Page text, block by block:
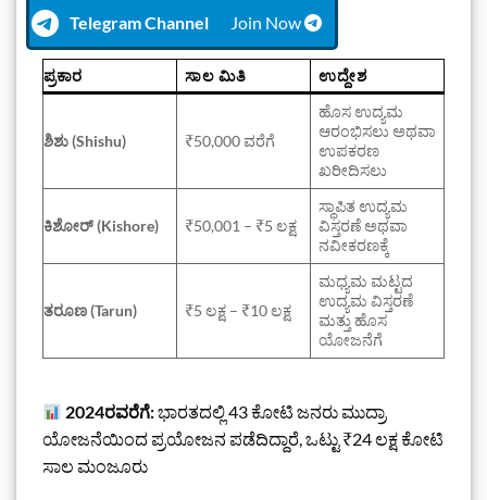
Telegram Channel Join Now
ಪ್ರಕಾರ ಸಾಲ ಮಿತಿ ಉದ್ದೇಶ
ಶಿಶು (Shishu) ₹50,000 ವರೆಗೆ
ಹೊಸ ಉದ್ಯಮ
ಆರಂಭಿಸಲು ಅಥವಾ
ಉಪಕರಣ
ಖರೀದಿಸಲು
ಕಿಶೋರ್ (Kishore) ₹50,001 – ₹5 ಲಕ್ಷ
ಸ್ಥಾಪಿತ ಉದ್ಯಮ
ವಿಸ್ತರಣೆ ಅಥವಾ
ನವೀಕರಣಕ್ಕೆ
ತರೂಣ (Tarun) ₹5 ಲಕ್ಷ – ₹10 ಲಕ್ಷ
ಮಧ್ಯಮ ಮಟ್ಟದ
ಉದ್ಯಮ ವಿಸ್ತರಣೆ
ಮತ್ತು ಹೊಸ
ಯೋಜನೆಗೆ
2024ರವರೆಗೆ:ಭಾರತದಲ್ಲಿ 43 ಕೋಟಿ ಜನರು ಮುದ್ರಾ
ಯೋಜನೆಯಿಂದ ಪ್ರಯೋಜನ ಪಡೆದಿದ್ದಾರೆ, ಒಟ್ಟು ₹24 ಲಕ್ಷ ಕೋಟಿ
ಸಾಲ ಮಂಜೂರು